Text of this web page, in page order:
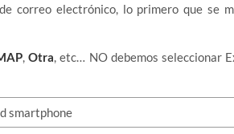
correo electrónico, lo primero que se
,Otra, etc… NO debemos seleccionar